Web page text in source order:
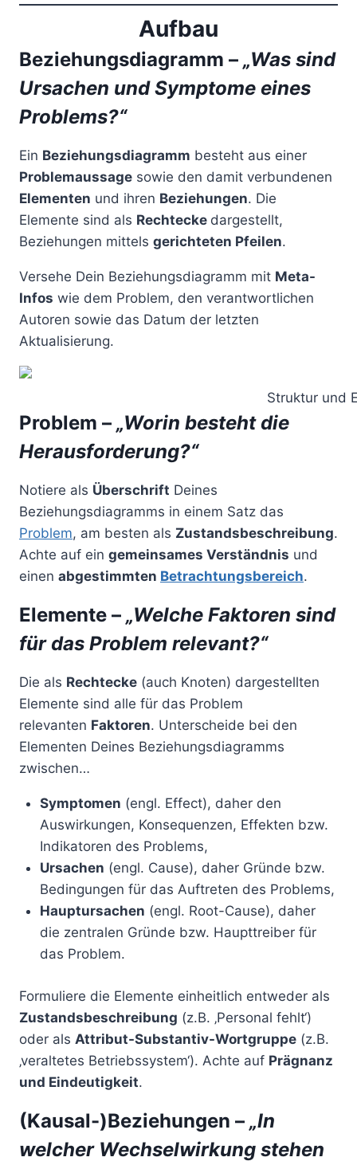
Aufbau
Beziehungsdiagramm – „Was sind
Ursachen und Symptome eines
Problems?“
Ein Beziehungsdiagramm besteht aus einer
Problemaussage sowie den damit verbundenen
Elementen und ihren Beziehungen. Die
Elemente sind als Rechtecke dargestellt,
Beziehungen mittels gerichteten Pfeilen.
Versehe Dein Beziehungsdiagramm mit Meta-
Infos wie dem Problem, den verantwortlichen
Autoren sowie das Datum der letzten
Aktualisierung.
Struktur und
Problem – „Worin besteht die
Herausforderung?“
Notiere als Überschrift Deines
Beziehungsdiagramms in einem Satz das
Problem, am besten als Zustandsbeschreibung.
Achte auf ein gemeinsames Verständnis und
einen abgestimmten Betrachtungsbereich.
Elemente – „Welche Faktoren sind
für das Problem relevant?“
Die als Rechtecke (auch Knoten) dargestellten
Elemente sind alle für das Problem
relevanten Faktoren. Unterscheide bei den
Elementen Deines Beziehungsdiagramms
zwischen…
Symptomen (engl. Effect), daher den
Auswirkungen, Konsequenzen, Effekten bzw.
Indikatoren des Problems,
Ursachen (engl. Cause), daher Gründe bzw.
Bedingungen für das Auftreten des Problems,
Hauptursachen (engl. Root-Cause), daher
die zentralen Gründe bzw. Haupttreiber für
das Problem.
Formuliere die Elemente einheitlich entweder als
Zustandsbeschreibung (z.B. ‚Personal fehlt‘)
oder als Attribut-Substantiv-Wortgruppe (z.B.
‚veraltetes Betriebssystem‘). Achte auf Prägnanz
und Eindeutigkeit.
(Kausal-)Beziehungen – „In
welcher Wechselwirkung stehen